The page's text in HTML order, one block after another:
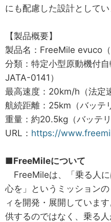
にも配慮した設計としてい
【製品概要】
製品名：FreeMile evuco（
分類：特定小型原動機付
JATA-0141）
最高速度：20km/h（法定
航続距離：25km（バッテ
重量：約20.5kg（バッテ
URL： https://
■FreeMileについて
FreeMileは、「乗る人に
心を」というミッション
ィを開発・展開していま
供するのではなく、乗る